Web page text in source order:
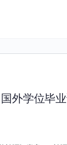
外学位毕